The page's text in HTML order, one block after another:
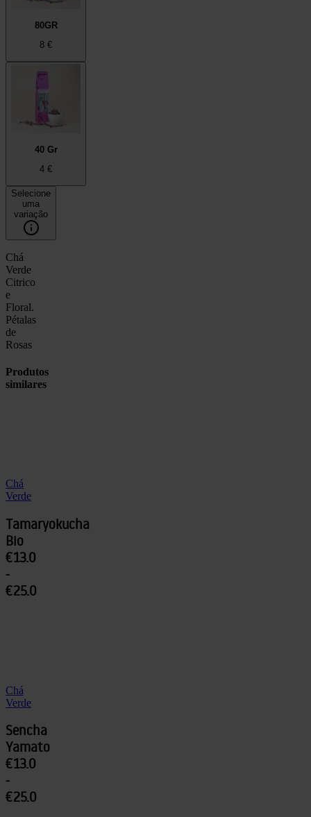
80GR
8 €
40 Gr
4 €
Selecione
uma
variação
Chá
Verde
Citrico
e
Floral.
Pétalas
de
Rosas
Produtos
similares
Chá
Verde
Tamaryokucha
Bio
€13.0
-
€25.0
Chá
Verde
Sencha
Yamato
€13.0
-
€25.0